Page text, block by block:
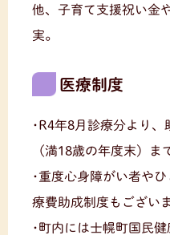
他、子育て支援祝い金
実。
医療制度
･R4年8月診療分より、
（満18歳の年度末）ま
･重度心身障がい者や
療費助成制度もござい
･町内には士幌町国民